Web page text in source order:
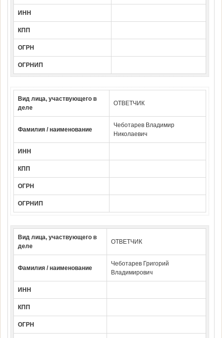
ИНН
КПП
ОГРН
ОГРНИП
Вид лица, участвующего в
деле
ОТВЕТЧИК
Фамилия / наименование
Чеботарев Владимир
Николаевич
ИНН
КПП
ОГРН
ОГРНИП
Вид лица, участвующего в
деле
ОТВЕТЧИК
Фамилия / наименование
Чеботарев Григорий
Владимирович
ИНН
КПП
ОГРН